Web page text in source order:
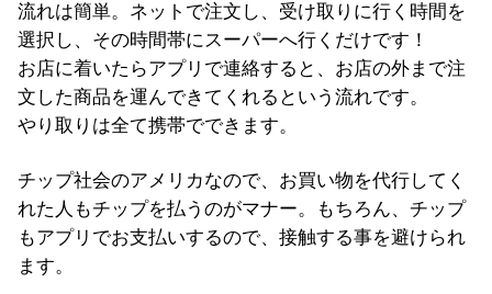
流れは簡単。ネットで注文し、受け取りに行く時間を
選択し、その時間帯にスーパーへ行くだけです！
お店に着いたらアプリで連絡すると、お店の外まで注
文した商品を運んできてくれるという流れです。
やり取りは全て携帯でできます。
チップ社会のアメリカなので、お買い物を代行してく
れた人もチップを払うのがマナー。もちろん、チップ
もアプリでお支払いするので、接触する事を避けられ
ます。